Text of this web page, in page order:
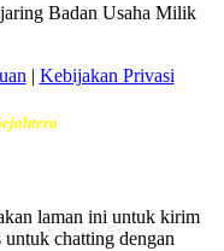
Badan Usaha Milik
| Kebijakan Privasi
laman ini untuk kirim
chatting dengan